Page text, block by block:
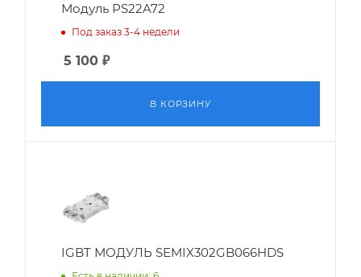
Модуль PS22A72
Под заказ 3-4 недели
5 100 ₽
В КОРЗИНУ
IGBT МОДУЛЬ SEMIX302GB066HDS